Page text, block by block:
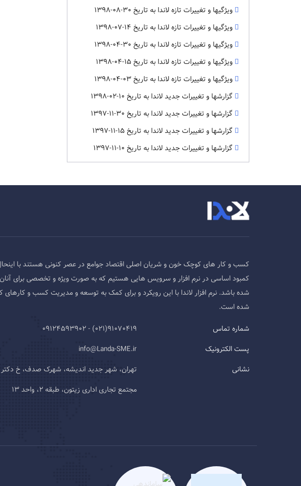
ویژگیها و تغییرات تازه لاندا به تاریخ 30-08-1398
ویژگیها و تغییرات تازه لاندا به تاریخ 14-07-1398
ویژگیها و تغییرات تازه لاندا به تاریخ 30-04-1398
ویژگیها و تغییرات تازه لاندا به تاریخ 15-04-1398
ویژگیها و تغییرات تازه لاندا به تاریخ 03-04-1398
گزارشها و تغییرات جدید لاندا به تاریخ 10-02-1398
گزارشها و تغییرات جدید لاندا به تاریخ 30-11-1397
گزارشها و تغییرات جدید لاندا به تاریخ 15-11-1397
گزارشها و تغییرات جدید لاندا به تاریخ 10-11-1397
کسب و کار های کوچک خون و شریان اصلی اقتصاد جوامع در عصر کنونی هستند با
کمبود اساسی در نرم افزار و سرویس هایی هستیم که به صورت ویژه و تخصصی برای
شده باشد. نرم افزار لاندا با این رویکرد و برای کمک به توسعه و مدیریت کسب و کارهای
شده است.
شماره تماس
91070419(021) - 09124593902
پست الکترونیک
info@Landa-SME.ir
نشانی
تهران، شهر جدید اندیشه، شهرک صدف، خ
مجتمع تجاری اداری زیتون، طبقه 2، واحد 13